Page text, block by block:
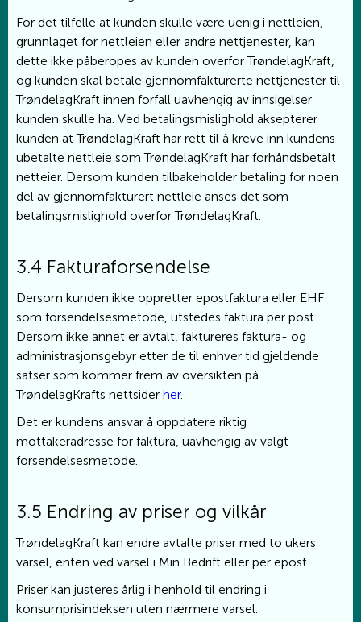
For det tilfelle at kunden skulle være uenig i nettleien,
grunnlaget for nettleien eller andre nettjenester, kan
dette ikke påberopes av kunden overfor TrøndelagKraft,
og kunden skal betale gjennomfakturerte nettjenester til
TrøndelagKraft innen forfall uavhengig av innsigelser
kunden skulle ha. Ved betalingsmislighold aksepterer
kunden at TrøndelagKraft har rett til å kreve inn kundens
ubetalte nettleie som TrøndelagKraft har forhåndsbetalt
netteier. Dersom kunden tilbakeholder betaling for noen
del av gjennomfakturert nettleie anses det som
betalingsmislighold overfor TrøndelagKraft.
3.4 Fakturaforsendelse
Dersom kunden ikke oppretter epostfaktura eller EHF
som forsendelsesmetode, utstedes faktura per post.
Dersom ikke annet er avtalt, faktureres faktura- og
administrasjonsgebyr etter de til enhver tid gjeldende
satser som kommer frem av oversikten på
TrøndelagKrafts nettsider her.
Det er kundens ansvar å oppdatere riktig
mottakeradresse for faktura, uavhengig av valgt
forsendelsesmetode.
3.5 Endring av priser og vilkår
TrøndelagKraft kan endre avtalte priser med to ukers
varsel, enten ved varsel i Min Bedrift eller per epost.
Priser kan justeres årlig i henhold til endring i
konsumprisindeksen uten nærmere varsel.